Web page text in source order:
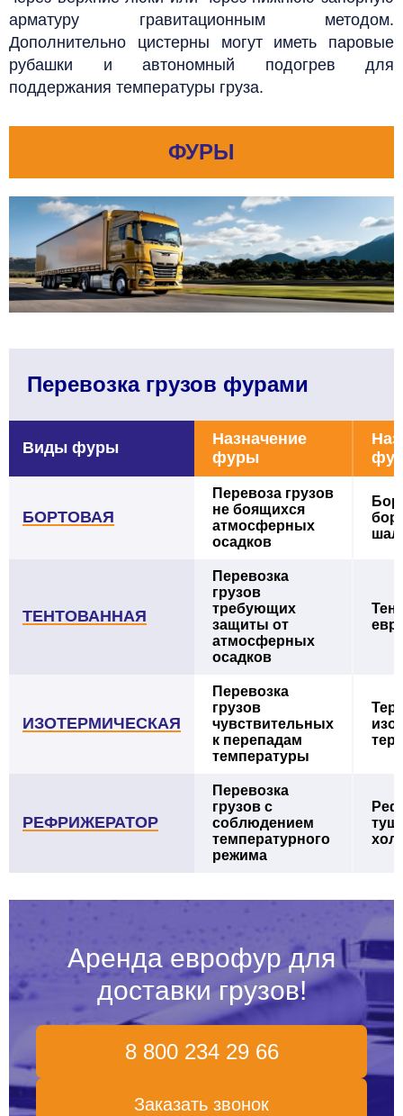
арматуру гравитационным методом.
Дополнительно цистерны могут иметь паровые
рубашки и автономный подогрев для
поддержания температуры груза.
ФУРЫ
Перевозка грузов фурами
Виды фуры
Назначение
фуры
БОРТОВАЯ
Перевоза грузов
не боящихся
атмосферных
осадков
ТЕНТОВАННАЯ
Перевозка
грузов
требующих
защиты от
атмосферных
осадков
ИЗОТЕРМИЧЕСКАЯ
Перевозка
грузов
чувствительных
к перепадам
температуры
РЕФРИЖЕРАТОР
Перевозка
грузов с
соблюдением
температурного
режима
Аренда еврофур для
доставки грузов!
8 800 234 29 66
Заказать звонок